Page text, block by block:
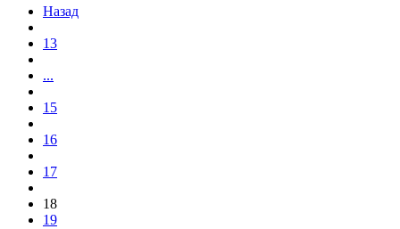
Назад
13
...
15
16
17
18
19